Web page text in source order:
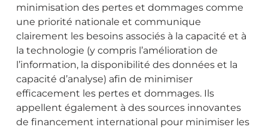
minimisation des pertes et dommages comme
une priorité nationale et communique
clairement les besoins associés à la capacité et à
la technologie (y compris l’amélioration de
l’information, la disponibilité des données et la
capacité d’analyse) afin de minimiser
efficacement les pertes et dommages. Ils
appellent également à des sources innovantes
de financement international pour minimiser les